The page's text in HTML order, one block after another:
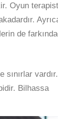
Oyun
de
vardır.
Bilhassa